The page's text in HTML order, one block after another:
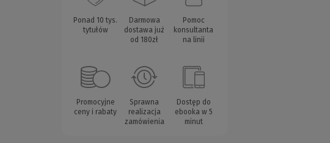
Ponad 10 tys.
tytułów
Darmowa
dostawa już
od 180zł
Pomoc
konsultanta
na linii
Promocyjne
ceny i rabaty
Sprawna
realizacja
zamówienia
Dostęp do
ebooka w 5
minut